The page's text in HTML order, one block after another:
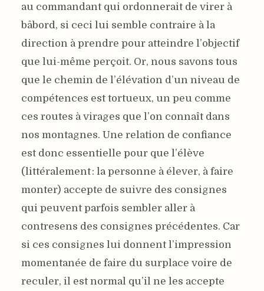
au commandant qui ordonnerait de virer à
bâbord, si ceci lui semble contraire à la
direction à prendre pour atteindre l’objectif
que lui-même perçoit. Or, nous savons tous
que le chemin de l’élévation d’un niveau de
compétences est tortueux, un peu comme
ces routes à virages que l’on connaît dans
nos montagnes. Une relation de confiance
est donc essentielle pour que l’élève
(littéralement : la personne à élever, à faire
monter) accepte de suivre des consignes
qui peuvent parfois sembler aller à
contresens des consignes précédentes. Car
si ces consignes lui donnent l’impression
momentanée de faire du surplace voire de
reculer, il est normal qu’il ne les accepte